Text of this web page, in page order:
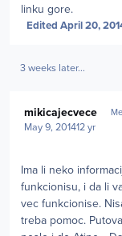
linku gore.
Edited April 20,
3 weeks later...
mikicajecvece
May 9, 201412 yr
Ima li neko
funkcionisu, i da li
vec funkcionise.
treba pomoc.